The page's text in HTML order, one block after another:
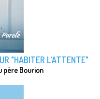
"HABITER L'ATTENTE"
père Bourion